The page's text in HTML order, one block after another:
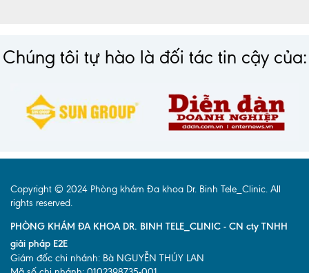
Chúng tôi tự hào là đối tác tin cậy của:
Copyright © 2024 Phòng khám Đa khoa Dr. Binh Tele_Clinic. All
rights reserved.
PHÒNG KHÁM ĐA KHOA DR. BINH TELE_CLINIC - CN cty TNHH
giải pháp E2E
Giám đốc chi nhánh: Bà NGUYỄN THÚY LAN